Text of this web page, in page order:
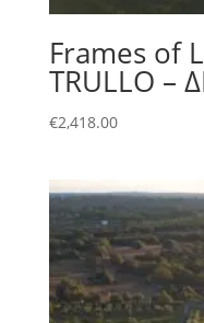
Frames of
TRULLO –
€2,418.00